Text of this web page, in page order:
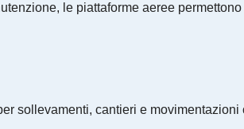
le piattaforme aeree
sollevamenti, cantieri e